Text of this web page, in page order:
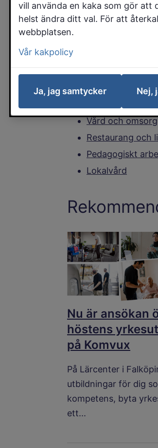
livsmedel och
barnskötare/
Här kan du läsa mer
Vård och omsorg
Restaurang och
Pedagogiskt
Lokalvård
Nu är ansökan
höstens
på Komvux
På Lärcenter i
utbildningar för dig
kompetens, byta
ett...
vill använda en kaka som gör att
helst ändra ditt val. För att
webbplatsen.
Vår kakpolicy
Ja, jag samtycker Nej,